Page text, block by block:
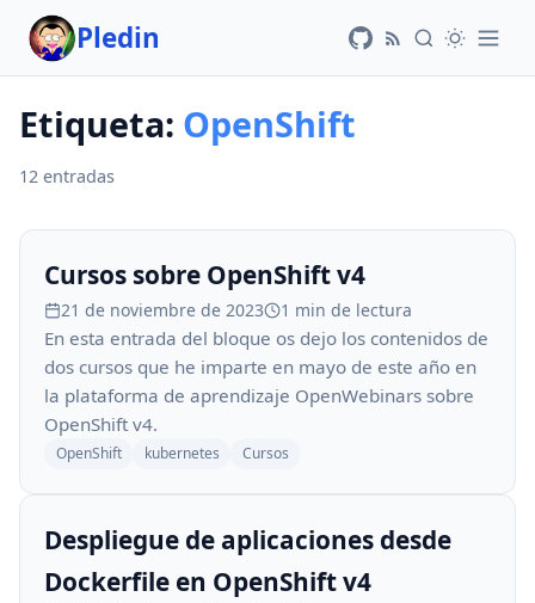
Pledin
Etiqueta: OpenShift
12 entradas
Cursos sobre OpenShift v4
21 de noviembre de 2023 1 min de lectura
En esta entrada del bloque os dejo los contenidos de
dos cursos que he imparte en mayo de este año en
la plataforma de aprendizaje OpenWebinars sobre
OpenShift v4.
OpenShift kubernetes Cursos
Despliegue de aplicaciones desde
Dockerfile en OpenShift v4